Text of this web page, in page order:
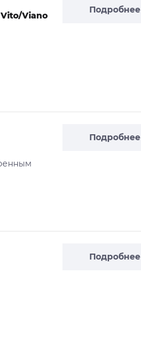
Подробнее
Vito/Viano
Подробнее
Подробнее